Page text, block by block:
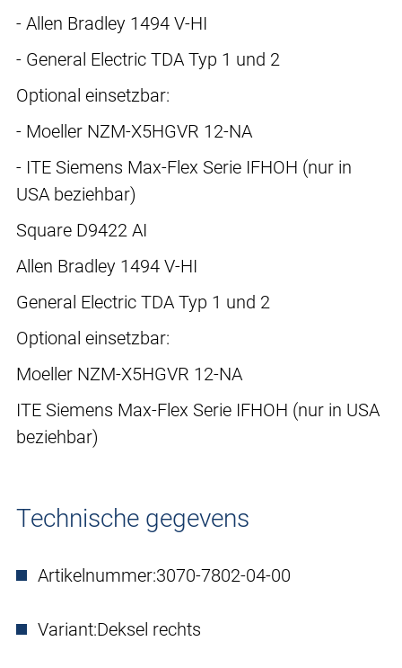
- Allen Bradley 1494 V-HI
- General Electric TDA Typ 1 und 2
Optional einsetzbar:
- Moeller NZM-X5HGVR 12-NA
- ITE Siemens Max-Flex Serie IFHOH (nur in
USA beziehbar)
Square D9422 AI
Allen Bradley 1494 V-HI
General Electric TDA Typ 1 und 2
Optional einsetzbar:
Moeller NZM-X5HGVR 12-NA
ITE Siemens Max-Flex Serie IFHOH (nur in USA
beziehbar)
Technische gegevens
Artikelnummer:3070-7802-04-00
Variant:Deksel rechts